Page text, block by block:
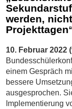
werden,
10. Februar 2022
einem Gespräch
bessere
ausgesprochen.
Implementierung